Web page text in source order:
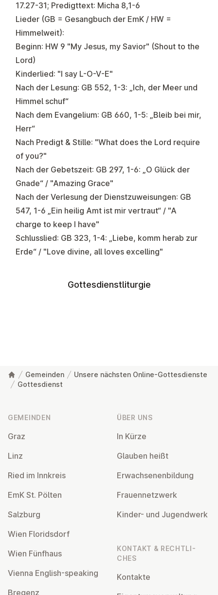
17.27-31; Predigttext: Micha 8,1-6
Lieder (GB = Gesangbuch der EmK / HW =
Himmelweit):
Beginn: HW 9 "My Jesus, my Savior" (Shout to the
Lord)
Kinderlied: "I say L-O-V-E"
Nach der Lesung: GB 552, 1-3: „Ich, der Meer und
Himmel schuf“
Nach dem Evangelium: GB 660, 1-5: „Bleib bei mir,
Herr“
Nach Predigt & Stille: "What does the Lord require
of you?"
Nach der Gebetszeit: GB 297, 1-6: „O Glück der
Gnade“ / "Amazing Grace"
Nach der Verlesung der Dienstzuweisungen: GB
547, 1-6 „Ein heilig Amt ist mir vertraut“ / "A
charge to keep I have"
Schlusslied: GB 323, 1-4: „Liebe, komm herab zur
Erde“ / "Love divine, all loves excelling"
Gottesdienstliturgie
Gemeinden
Unsere nächsten Online-Gottesdienste
Gottesdienst
GEMEINDEN
Graz
Linz
Ried im Innkreis
EmK St. Pölten
Salzburg
Wien Flo­rids­dorf
Wien Fünfhaus
Vienna English-speaking
Bregenz
ÜBER UNS
In Kürze
Glauben heißt
Er­wach­se­nen­bil­dung
Frau­en­netz­werk
Kinder- und Ju­gend­werk
KONTAKT & RECHT­LI­
CHES
Kontakte